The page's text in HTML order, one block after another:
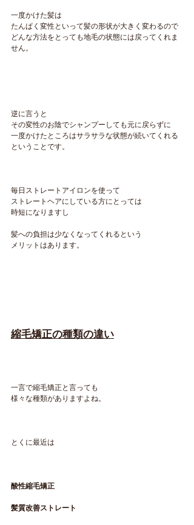
一度かけた髪は
たんぱく変性といって髪の形状が大きく変わるので
どんな方法をとっても地毛の状態には戻ってくれま
せん。
逆に言うと
その変性のお陰でシャンプーしても元に戻らずに
一度かけたところはサラサラな状態が続いてくれる
ということです。
毎日ストレートアイロンを使って
ストレートヘアにしている方にとっては
時短になりますし
髪への負担は少なくなってくれるという
メリットはあります。
縮毛矯正の種類の違い
一言で縮毛矯正と言っても
様々な種類がありますよね。
とくに最近は
酸性縮毛矯正
髪質改善ストレート